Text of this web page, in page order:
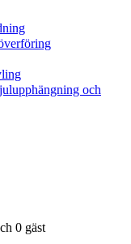
och
0 gäst